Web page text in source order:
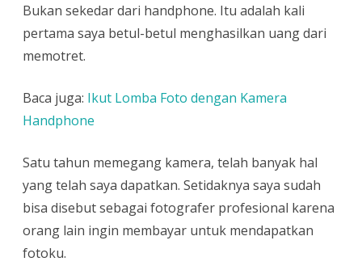
Bukan sekedar dari handphone. Itu adalah kali
pertama saya betul-betul menghasilkan uang dari
memotret.
Baca juga: Ikut Lomba Foto dengan Kamera
Handphone
Satu tahun memegang kamera, telah banyak hal
yang telah saya dapatkan. Setidaknya saya sudah
bisa disebut sebagai fotografer profesional karena
orang lain ingin membayar untuk mendapatkan
fotoku.